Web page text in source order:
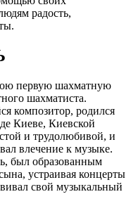
радость,
первую шахматную
шахматиста.
композитор, родился
Киеве, Киевской
и трудолюбивой, и
влечение к музыке.
был образованным
устраивая концерты
свой музыкальный